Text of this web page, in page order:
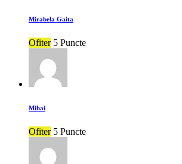
Mirabela Gaita
Ofiter 5 Puncte
Mihai
Ofiter 5 Puncte